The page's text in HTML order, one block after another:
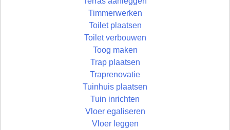
Timmerwerken
Toilet plaatsen
Toilet verbouwen
Toog maken
Trap plaatsen
Traprenovatie
Tuinhuis plaatsen
Tuin inrichten
Vloer egaliseren
Vloer leggen